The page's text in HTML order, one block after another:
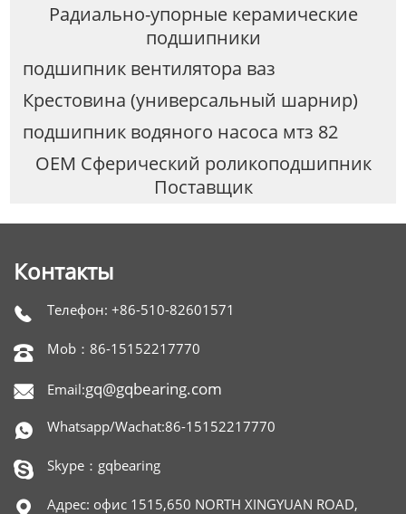
Радиально-упорные керамические
подшипники
подшипник вентилятора ваз
Крестовина (универсальный шарнир)
подшипник водяного насоса мтз 82
OEM Сферический роликоподшипник
Поставщик
Контакты
 Телефон: +86-510-82601571
 Mob：86-15152217770
 Email:gq@gqbearing.com
 Whatsapp/Wachat:86-15152217770
 Skype：gqbearing

Адрес: офис 1515,650 NORTH XINGYUAN ROAD,